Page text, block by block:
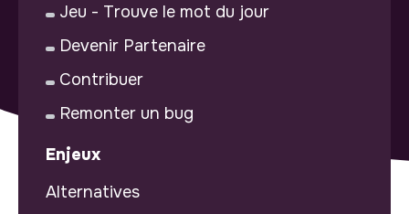
Jeu - Trouve le mot du jour
Devenir Partenaire
Contribuer
Remonter un bug
Enjeux
Alternatives